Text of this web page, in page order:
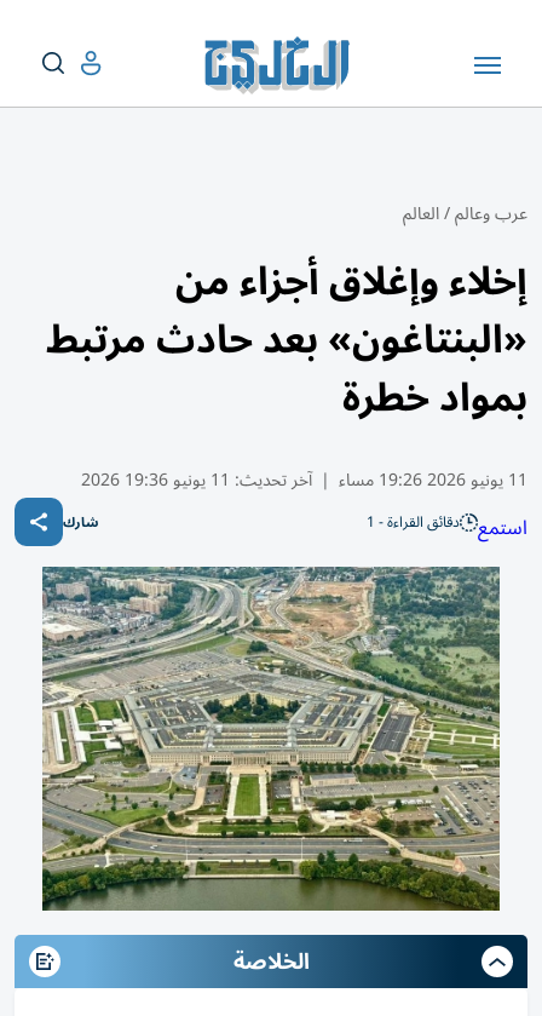
عرب وعالم/العالم
إخلاء وإغلاق أجزاء من
«البنتاغون» بعد حادث مرتبط
بمواد خطرة
11 يونيو 2026 19:26 مساء | آخر تحديث: 11 يونيو 19:36 2026
استمع دقائق القراءة - 1 شارك
الخلاصة